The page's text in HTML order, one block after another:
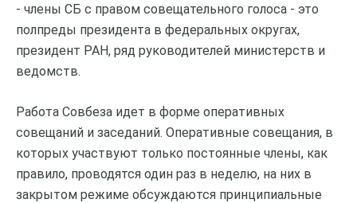
- члены СБ с правом совещательного голоса - это
полпреды президента в федеральных округах,
президент РАН, ряд руководителей министерств и
ведомств.
Работа Совбеза идет в форме оперативных
совещаний и заседаний. Оперативные совещания, в
которых участвуют только постоянные члены, как
правило, проводятся один раз в неделю, на них в
закрытом режиме обсуждаются принципиальные